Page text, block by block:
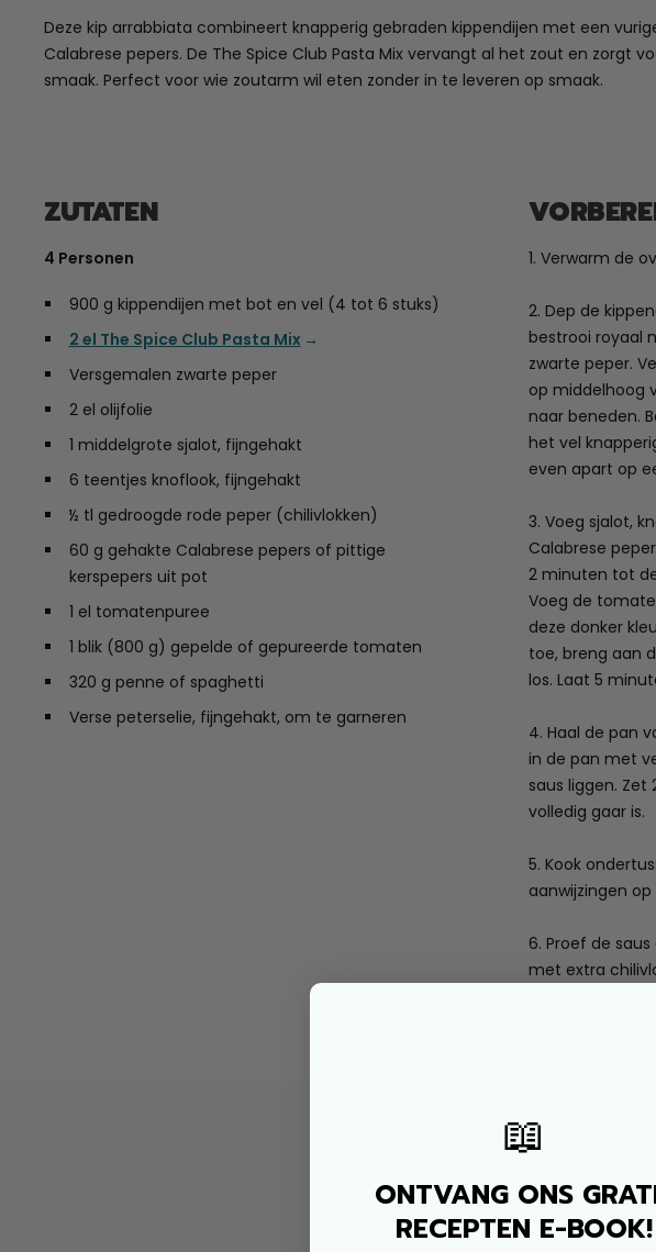
Deze kip arrabbiata combineert knapperig gebraden kippendijen met een
Calabrese pepers. De The Spice Club Pasta Mix vervangt al het zout en zorgt
smaak. Perfect voor wie zoutarm wil eten zonder in te leveren op smaak.
ZUTATEN
4 Personen
900 g kippendijen met bot en vel (4 tot 6 stuks)
2 el The Spice Club Pasta Mix
Versgemalen zwarte peper
2 el olijfolie
1 middelgrote sjalot, fijngehakt
6 teentjes knoflook, fijngehakt
½ tl gedroogde rode peper (chilivlokken)
60 g gehakte Calabrese pepers of pittige
kerspepers uit pot
1 el tomatenpuree
1 blik (800 g) gepelde of gepureerde tomaten
320 g penne of spaghetti
Verse peterselie, fijngehakt, om te garneren
1. Verwarm de
2. Dep de
bestrooi royaal
zwarte peper.
op middelhoog
naar beneden.
het vel
even apart op
3. Voeg sjalot,
Calabrese
2 minuten tot
Voeg de
deze donker
toe, breng aan
los. Laat 5
4. Haal de pan
in de pan met
saus liggen.
volledig gaar is.
5. Kook
aanwijzingen
6. Proef de
met extra
📖
ONTVANG ONS
RECEPTEN E-BOOK!